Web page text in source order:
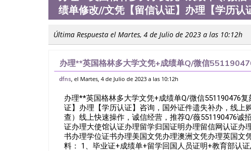
绩单修改//文凭【留信认证】办理【学历认
Última Respuesta el Martes, 4 de Julio de 2023 a las 10:12h
办理**英国格林多大学文凭+成绩单Q/微信
凭【留信认证】办理【学历认证】咨询，国外证件遗失
dfns, el Martes, 4 de Julio de 2023 a las 10:12h
办理**英国格林多大学文凭+成绩单Q/微信551190476
证】办理【学历认证】咨询，国外证件遗失补办，线上
查）线上快速操作，诚信经营，推荐Q/薇551190476诚
证办理大使馆认证办理留学归国证明办理留信网认证办
书办理学位证书办理美国文凭办理澳洲文凭办理英国文
料： 1、毕业证+成绩单+留学回国人员证明+教育部认